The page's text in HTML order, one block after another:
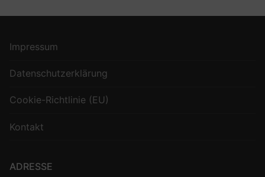
Impressum
Datenschutzerklärung
Cookie-Richtlinie (EU)
Kontakt
ADRESSE